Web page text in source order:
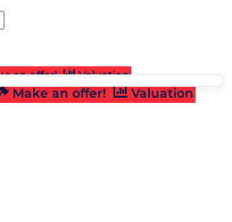
an offer! Valuation
Make an offer!
Valuation